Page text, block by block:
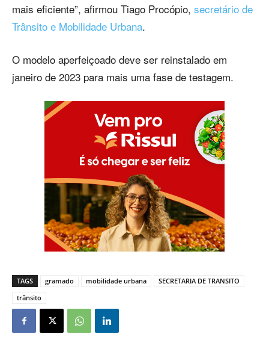
mais eficiente”, afirmou Tiago Procópio, secretário de
Trânsito e Mobilidade Urbana.
O modelo aperfeiçoado deve ser reinstalado em
janeiro de 2023 para mais uma fase de testagem.
TAGS gramado mobilidade urbana
SECRETARIA DE TRANSITO
trânsito